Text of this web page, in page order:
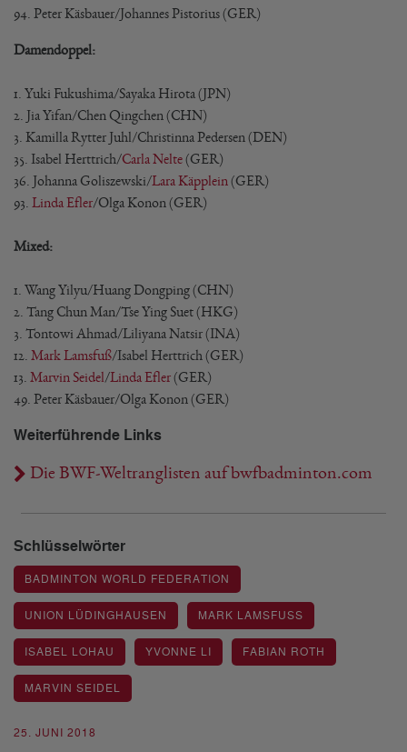
25. JUNI 2018
94. Peter Käsbauer/Johannes Pistorius (GER)
Damendoppel:
1. Yuki Fukushima/Sayaka Hirota (JPN)
2. Jia Yifan/Chen Qingchen (CHN)
3. Kamilla Rytter Juhl/Christinna Pedersen (DEN)
35. Isabel Herttrich/Carla Nelte(GER)
36. Johanna Goliszewski/Lara Käpplein (GER)
93. Linda Efler/Olga Konon (GER)
Mixed:
1. Wang Yilyu/Huang Dongping (CHN)
2. Tang Chun Man/Tse Ying Suet (HKG)
3. Tontowi Ahmad/Liliyana Natsir (INA)
12. Mark Lamsfuß/Isabel Herttrich (GER)
13. Marvin Seidel/Linda Efler(GER)
49. Peter Käsbauer/Olga Konon (GER)
Weiterführende Links
Die BWF-Weltranglisten auf bwfbadminton.com
Schlüsselwörter
BADMINTON WORLD FEDERATION
UNION LÜDINGHAUSEN MARK LAMSFUSS
ISABEL LOHAU YVONNE LI FABIAN ROTH
MARVIN SEIDEL